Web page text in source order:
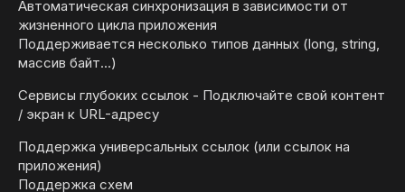
Автоматическая синхронизация в зависимости от
жизненного цикла приложения
Поддерживается несколько типов данных (long, string,
массив байт...)
Сервисы глубоких ссылок - Подключайте свой контент
/ экран к URL-адресу
Поддержка универсальных ссылок (или ссылок на
приложения)
Поддержка схем